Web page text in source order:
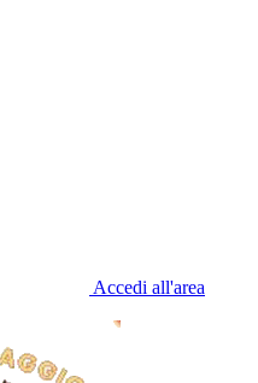
Accedi all'area